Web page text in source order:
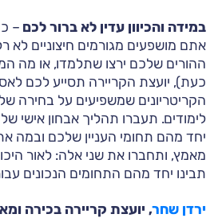
במידה והכיוון עדין לא ברור לכם –
אתם מושפעים מגורמים חיצוניים לא
ההורים שלכם ירצו שתלמדו, או מה
כעת), יועצת הקריירה תסייע לכם
הקריטריונים שמשפיעים על בחירה
לימודים. תעברו תהליך אבחון אישי
יחד מהם תחומי העניין שלכם ובמה
מאמץ, ותחברו את שני אלה: לאור
תבינו יחד מהם התחומים הנכונים
ירדן שחר, יועצת קריירה בכירה